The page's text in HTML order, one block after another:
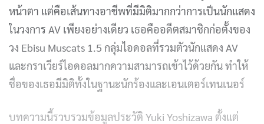
หน้าตา แต่คือเส้นทางอาชีพที่มีมิติมากกว่าการเป็นนักแสดง
ในวงการ AV เพียงอย่างเดียว เธอคืออดีตสมาชิกก่อตั้งของ
วง Ebisu Muscats 1.5 กลุ่มไอดอลที่รวมตัวนักแสดง AV
และกราเวียร์ไอดอลมากความสามารถเข้าไว้ด้วยกัน ทำให้
ชื่อของเธอมีมิติทั้งในฐานะนักร้องและเอนเตอร์เทนเนอร์
บทความนี้รวบรวมข้อมูลประวัติ Yuki Yoshizawa ตั้งแต่